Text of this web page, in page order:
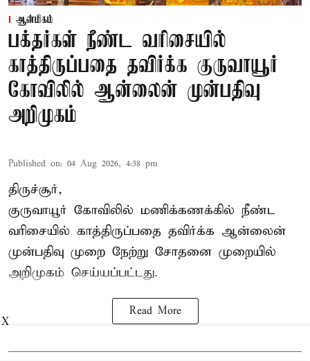
ஆன்மிகம்
பக்தர்கள் நீண்ட வரிசையில்
காத்திருப்பதை தவிர்க்க குருவாயூர்
கோவிலில் ஆன்லைன் முன்பதிவு
அறிமுகம்
Published on: 04 Aug 2026, 4:38 pm
திருச்சூர்,
குருவாயூர் கோவிலில் மணிக்கணக்கில் நீண்ட
வரிசையில் காத்திருப்பதை தவிர்க்க ஆன்லைன்
முன்பதிவு முறை நேற்று சோதனை முறையில்
அறிமுகம் செய்யப்பட்டது.
Read More
X